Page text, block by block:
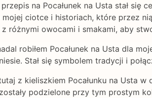
na Pocałunek na Usta stał się
ciotce i historiach, które przez
różnymi owocami i smakami, aby
robiłem Pocałunek na Usta dla
Stał się symbolem tradycji i
z kieliszkiem Pocałunku na Usta
podzielone przy tym prostym